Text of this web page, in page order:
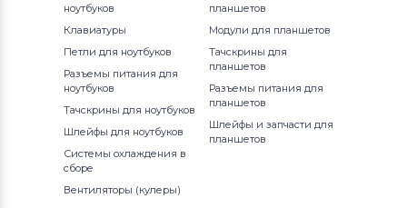
Аккумуляторы для ноутбуков
Thunderobot
Аккумуляторы для ноутбуков
Lenovo
Аккумуляторы для ноутбуков
Gateway
Аккумуляторы для ноутбуков
G3 Series
G5 Series
G7
Inspiron
Inspiron 11
13R (N3010)
13z (1370)
ноутбуков
Клавиатуры
Петли для ноутбуков
Разъемы питания для
ноутбуков
Тачскрины для ноутбуков
Шлейфы для ноутбуков
Системы охлаждения в
сборе
Вентиляторы (кулеры)
планшетов
Модули для планшетов
Тачскрины для
планшетов
Разъемы питания для
планшетов
Шлейфы и запчасти для
планшетов